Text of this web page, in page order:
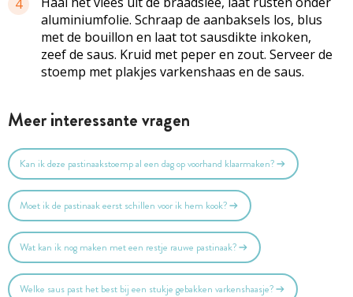
4
aluminiumfolie. Schraap de aanbaksels los, blus
met de bouillon en laat tot sausdikte inkoken,
zeef de saus. Kruid met peper en zout. Serveer de
stoemp met plakjes varkenshaas en de saus.
Meer interessante vragen
Kan ik deze pastinaakstoemp al een dag op voorhand klaarmaken?
Moet ik de pastinaak eerst schillen voor ik hem kook?
Wat kan ik nog maken met een restje rauwe pastinaak?
Welke saus past het best bij een stukje gebakken varkenshaasje?